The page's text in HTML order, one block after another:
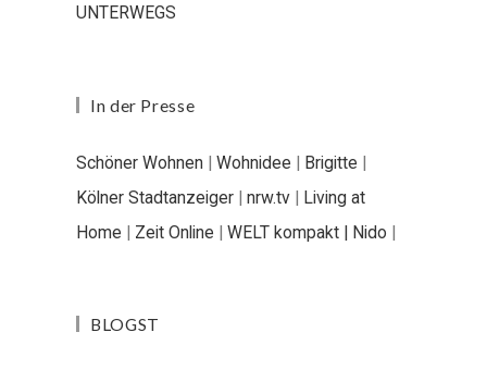
UNTERWEGS
In der Presse
Schöner Wohnen | Wohnidee | Brigitte |
Kölner Stadtanzeiger | nrw.tv | Living at
Home | Zeit Online | WELT kompakt | Nido |
BLOGST